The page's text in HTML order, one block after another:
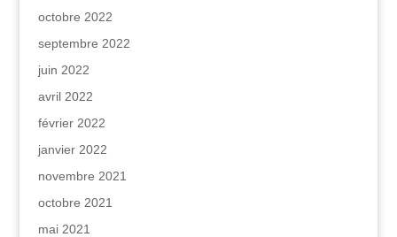
octobre 2022
septembre 2022
juin 2022
avril 2022
février 2022
janvier 2022
novembre 2021
octobre 2021
mai 2021